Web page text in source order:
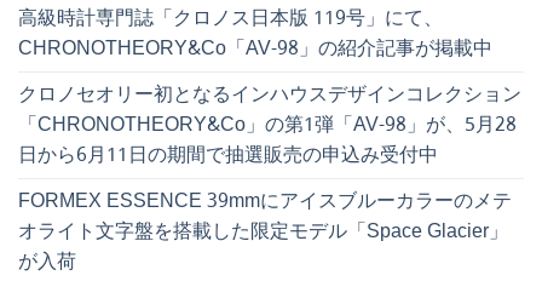
高級時計専門誌「クロノス日本版 119号」にて、
CHRONOTHEORY&Co「AV-98」の紹介記事が掲載中
クロノセオリー初となるインハウスデザインコレクション
「CHRONOTHEORY&Co」の第1弾「AV-98」が、5月28
日から6月11日の期間で抽選販売の申込み受付中
FORMEX ESSENCE 39mmにアイスブルーカラーのメテ
オライト文字盤を搭載した限定モデル「Space Glacier」
が入荷